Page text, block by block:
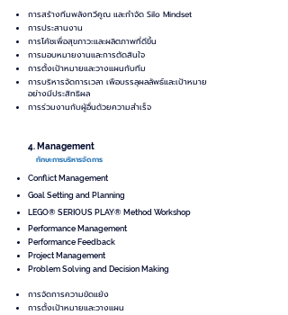
การสร้างทีมพลังทวีคูณ และกำจัด Silo Mindset
การประสานงาน
การโค้ชเพื่อสุขภาวะและผลิตภาพที่ดีขึ้น
การมอบหมายงานและการตัดสินใจ
การตั้งเป้าหมายและวางแผนกับทีม
การบริหารจัดการเวลา เพือบรรลุผลลัพธ์และเป้าหมาย
อย่างมีประสิทธิผล
การร่วมงานกับผู้อื่นด้วยความสำเร็จ
4. Management
ทักษะการบริหารจัดการ
Conflict Management
Goal Setting and Planning
LEGO® SERIOUS PLAY® Method Workshop
Performance Management
Performance Feedback
Project Management
Problem Solving and Decision Making
การจัดการความขัดแย้ง
การตั้งเป้าหมายและวางแผน